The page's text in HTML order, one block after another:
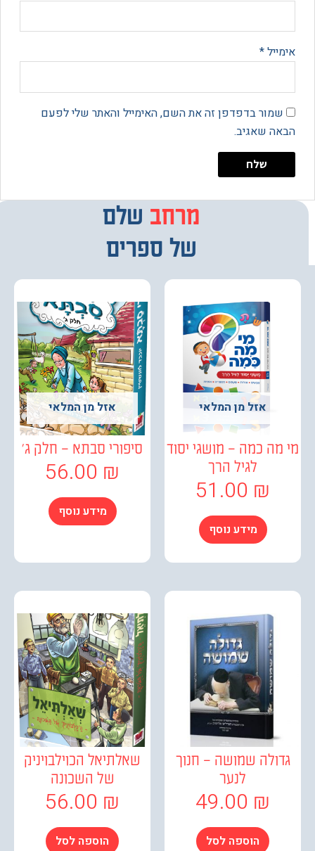
בדפדפן זה את השם, האימייל והאתר שלי לפעם
שאגיב.
מרחב
מבחרשלם
של ספרים
אזל מן המלאי
כמה – מושגי יסוד
לגיל הרך
51.00
מידע נוסף
אזל מן המלאי
סיפורי סבתא – חלק ג'
56.00
מידע נוסף
שמושה – חנוך
49.00
הוספה לסל
שאלתיאל הכוילבויניק
של השכונה
56.00
הוספה לסל